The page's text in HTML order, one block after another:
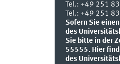
Tel.: +49 251
Tel.: +49 251
Sofern Sie
des
Sie bitte in der
55555. Hier
des